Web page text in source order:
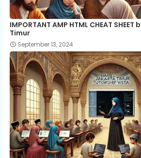
IMPORTANT AMP HTML CHEAT
Timur
September 13, 2024